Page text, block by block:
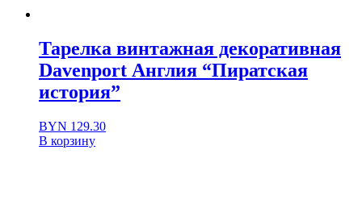
Тарелка винтажная декоративная
Davenport Англия “Пиратская
история”
BYN 129.30
В корзину